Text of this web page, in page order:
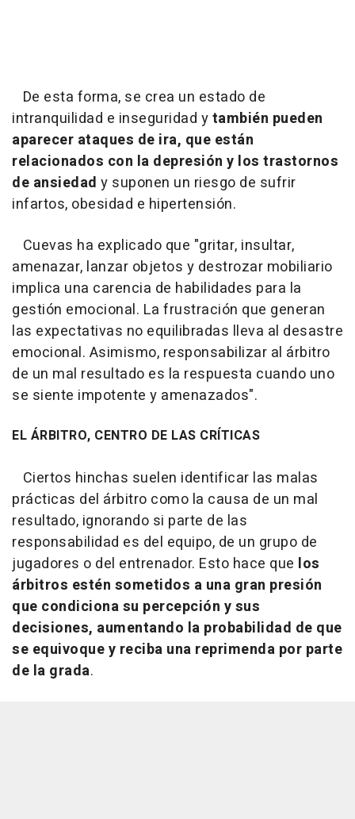
De esta forma, se crea un estado de
intranquilidad e inseguridad ytambién pueden
aparecer ataques de ira, que están
relacionados con la depresión y los trastornos
de ansiedad y suponen un riesgo de sufrir
infartos, obesidad e hipertensión.
Cuevas ha explicado que "gritar, insultar,
amenazar, lanzar objetos y destrozar mobiliario
implica una carencia de habilidades para la
gestión emocional. La frustración que generan
las expectativas no equilibradas lleva al desastre
emocional. Asimismo, responsabilizar al árbitro
de un mal resultado es la respuesta cuando uno
se siente impotente y amenazados".
EL ÁRBITRO, CENTRO DE LAS CRÍTICAS
Ciertos hinchas suelen identificar las malas
prácticas del árbitro como la causa de un mal
resultado, ignorando si parte de las
responsabilidad es del equipo, de un grupo de
jugadores o del entrenador. Esto hace que los
árbitros estén sometidos a una gran presión
que condiciona su percepción y sus
decisiones, aumentando la probabilidad de que
se equivoque y reciba una reprimenda por parte
de la grada.